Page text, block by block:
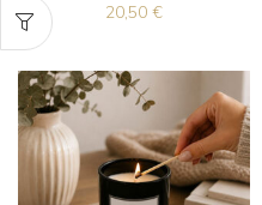
20,50 €